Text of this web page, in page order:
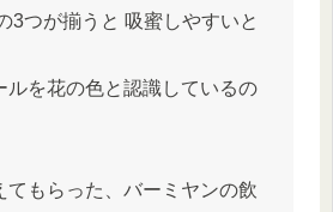
3つが揃うと 吸蜜しやすいと
ルを花の色と認識しているの
てもらった、バーミヤンの飲